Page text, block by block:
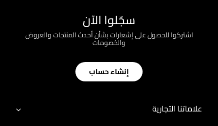
سجّلوا الآن
اشتركوا للحصول على إشعارات بشأن أحدث المنتجات والعروض
والخصومات
إنشاء حساب
علاماتنا التجارية